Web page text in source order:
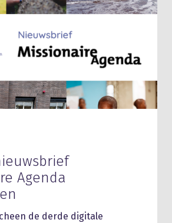
Agenda
de derde digitale